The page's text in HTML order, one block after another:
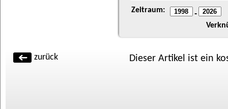
Zeitraum: -
zurück Dieser Artikel ist ein